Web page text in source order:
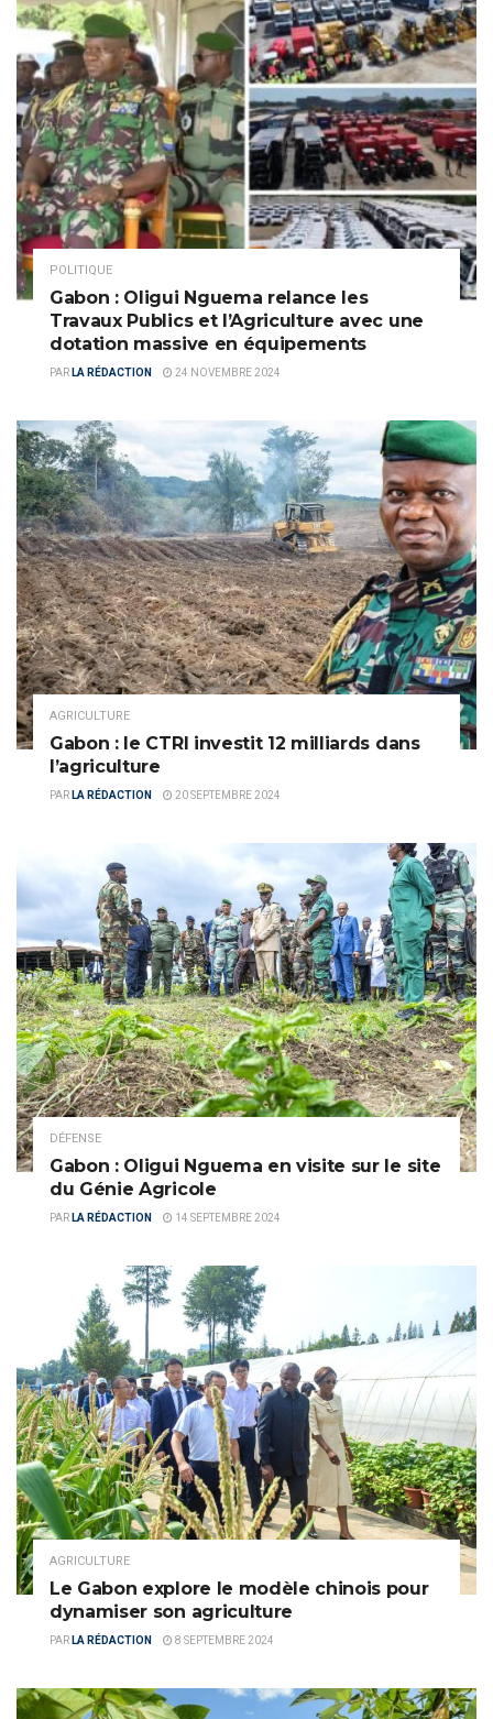
POLITIQUE
Gabon : Oligui Nguema relance les
Travaux Publics et l’Agriculture avec une
dotation massive en équipements
PAR LA RÉDACTION 24 NOVEMBRE 2024
AGRICULTURE
Gabon : le CTRI investit 12 milliards dans
l’agriculture
PAR LA RÉDACTION 20 SEPTEMBRE 2024
DÉFENSE
Gabon : Oligui Nguema en visite sur le site
du Génie Agricole
PAR LA RÉDACTION 14 SEPTEMBRE 2024
AGRICULTURE
Le Gabon explore le modèle chinois pour
dynamiser son agriculture
PAR LA RÉDACTION 8 SEPTEMBRE 2024